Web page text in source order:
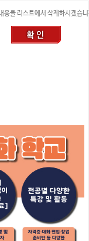
용을 리스트에서 삭제하시겠습